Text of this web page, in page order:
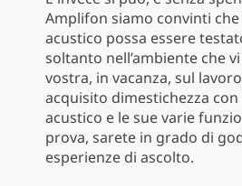
Amplifon siamo convinti che
acustico possa essere
soltanto nell’ambiente che
vostra, in vacanza, sul
acquisito dimestichezza con
acustico e le sue varie
prova, sarete in grado di
esperienze di ascolto.